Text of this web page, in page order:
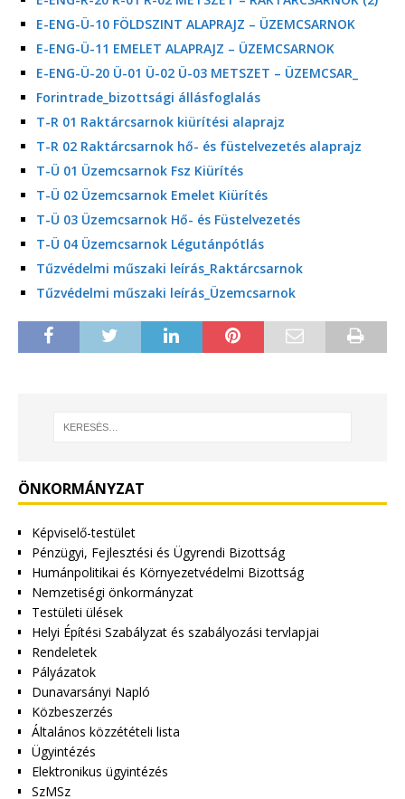
E-ENG-Ü-10 FÖLDSZINT ALAPRAJZ – ÜZEMCSARNOK
E-ENG-Ü-11 EMELET ALAPRAJZ – ÜZEMCSARNOK
E-ENG-Ü-20 Ü-01 Ü-02 Ü-03 METSZET – ÜZEMCSAR_
Forintrade_bizottsági állásfoglalás
T-R 01 Raktárcsarnok kiürítési alaprajz
T-R 02 Raktárcsarnok hő- és füstelvezetés alaprajz
T-Ü 01 Üzemcsarnok Fsz Kiürítés
T-Ü 02 Üzemcsarnok Emelet Kiürítés
T-Ü 03 Üzemcsarnok Hő- és Füstelvezetés
T-Ü 04 Üzemcsarnok Légutánpótlás
Tűzvédelmi műszaki leírás_Raktárcsarnok
Tűzvédelmi műszaki leírás_Üzemcsarnok
ÖNKORMÁNYZAT
Képviselő-testület
Pénzügyi, Fejlesztési és Ügyrendi Bizottság
Humánpolitikai és Környezetvédelmi Bizottság
Nemzetiségi önkormányzat
Testületi ülések
Helyi Építési Szabályzat és szabályozási tervlapjai
Rendeletek
Pályázatok
Dunavarsányi Napló
Közbeszerzés
Általános közzétételi lista
Ügyintézés
Elektronikus ügyintézés
SzMSz